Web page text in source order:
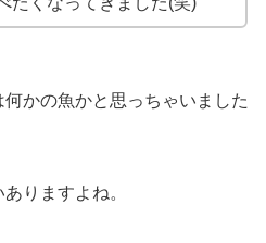
かの魚かと思っちゃいました
りますよね。